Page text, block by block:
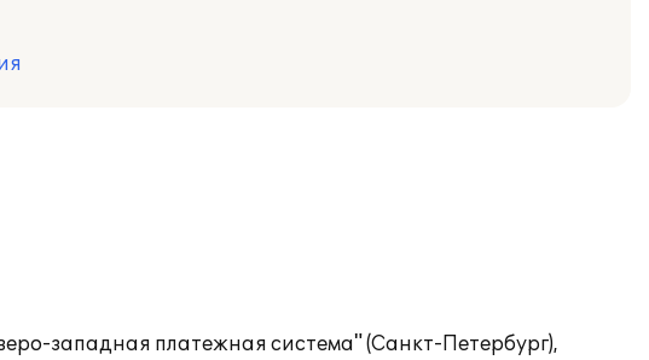
западная платежная система" (Санкт-Петербург),